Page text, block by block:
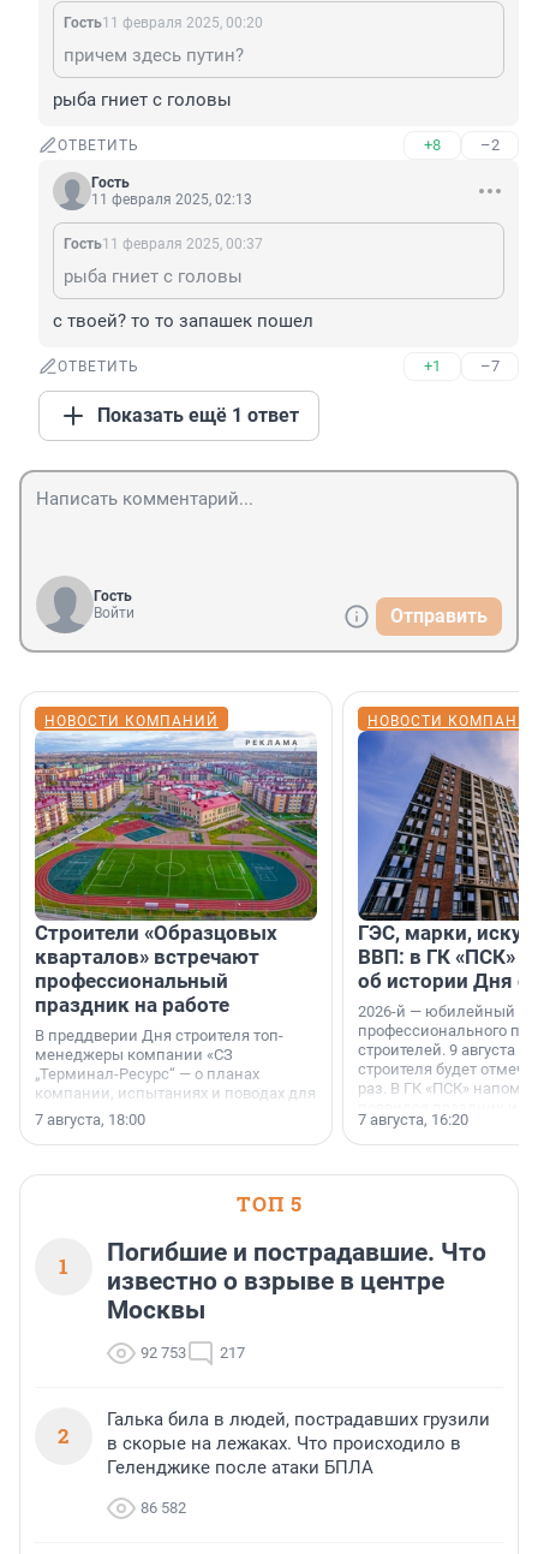
Гость11 февраля 2025, 00:20
причем здесь путин?
рыба гниет с головы
ОТВЕТИТЬ +8 –2
Гость
11 февраля 2025, 02:13
Гость11 февраля 2025, 00:37
рыба гниет с головы
с твоей? то то запашек пошел
ОТВЕТИТЬ +1 –7
Показать ещё 1 ответ
Гость
Войти
Отправить
НОВОСТИ КОМПАНИЙ
Строители «Образцовых
кварталов» встречают
профессиональный
праздник на работе
В преддверии Дня строителя топ-
менеджеры компании «СЗ
„Терминал-Ресурс“ — о планах
компании, испытаниях и поводах для
осторожного оптимизма.
7 августа, 18:00
НОВОСТИ
ГЭС, марки,
ВВП: в ГК «ПСК»
об истории Дня
2026-й — юбилейный
профессионального
строителей. 9 августа
строителя будет
раз. В ГК «ПСК»
поменялась роль
7 августа, 16:20
ТОП 5
1
Погибшие и пострадавшие. Что
известно о взрыве в центре
Москвы
92 753 217
2
Галька била в людей, пострадавших грузили
в скорые на лежаках. Что происходило в
Геленджике после атаки БПЛА
86 582